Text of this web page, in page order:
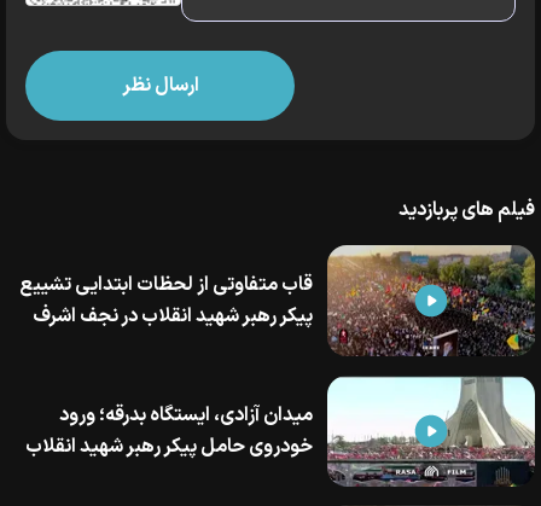
فیلم های پربازدید
قاب متفاوتی از لحظات ابتدایی تشییع
پیکر رهبر شهید انقلاب در نجف اشرف
میدان آزادی، ایستگاه بدرقه؛ ورود
خودروی حامل پیکر رهبر شهید انقلاب